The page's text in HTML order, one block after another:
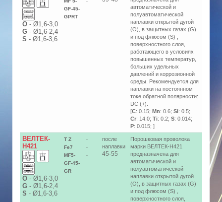
О - Ø1,6-3,0
G - Ø1,6-2,4
S - Ø1,6-3,6
GF-45-
GPRT
-
автоматической и
полуавтоматической
наплавки открытой дугой
(O), в защитных газах (G)
и под флюсом (S) ,
поверхностного слоя,
работающего в условиях
повышенных температур,
больших удельных
давлений и коррозионной
среды. Рекомендуется для
наплавки на постоянном
токе обратной полярности:
DC (+).
[C: 0.15; Mn: 0.6; Si: 0.5;
Cr: 14.0; Ti: 0.2; S: 0.014;
P: 0.015; ]
ВЕЛТЕК-
Н421
О - Ø1,6-3,0
G - Ø1,6-2,4
S - Ø1,6-3,6
T Z
Fe7
MF5-
GF-45-
GR
-
-
-
после
наплавки
45-55
Порошковая проволока
марки ВЕЛТЕК-Н421
предназначена для
автоматической и
полуавтоматической
наплавки открытой дугой
(O), в защитных газах (G)
и под флюсом (S) ,
поверхностного слоя,